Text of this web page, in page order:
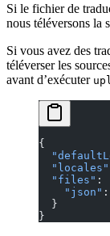
Si le fichier de
nous téléversons la
Si vous avez des
téléverser les
avant d’exécuter
{
  "locales"
  "files"
:
    "json"
  }
}